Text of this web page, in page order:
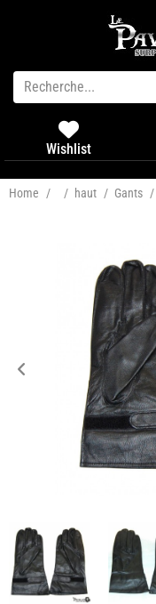
Wishlist
Home / / haut / Gants /